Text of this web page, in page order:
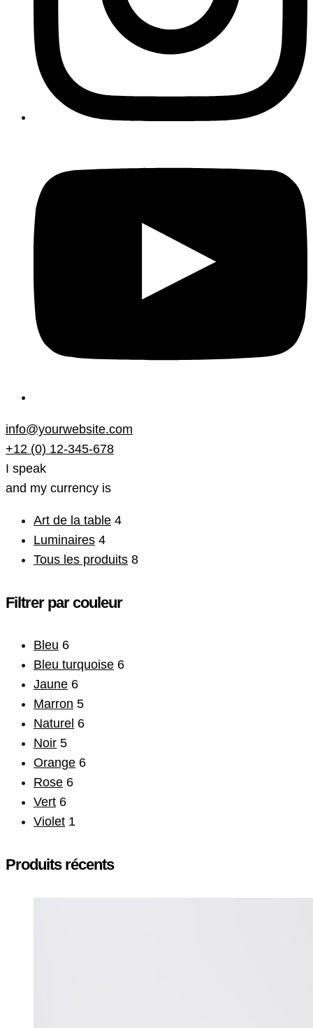
info@yourwebsite.com
+12 (0) 12-345-678
I speak
and my currency is
Art de la table 4
Luminaires 4
Tous les produits 8
Filtrer par couleur
Bleu 6
Bleu turquoise 6
Jaune 6
Marron 5
Naturel 6
Noir 5
Orange 6
Rose 6
Vert 6
Violet 1
Produits récents